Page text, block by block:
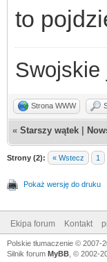
to
Swojskie
Strona WWW
« Starszy wątek
Strony (2): « Wstecz 1
Pokaż wersję do druku
Ekipa forum Kontakt
Polskie tłumaczenie © 2007-
Silnik forum MyBB , © 2002-